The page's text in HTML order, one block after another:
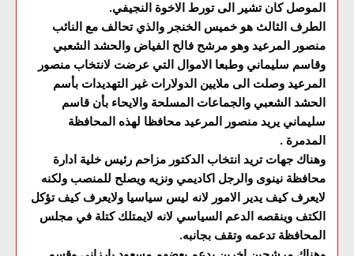
الموصل كان تشير الى تورط الاخوة النجيفي.
الطرف الثالث هو خميس الخنجر والذي تحالف مع النائب
منصور المرعيد وهو مرشح فالح الفياض والحشد الشعبي
وقاسم سليماني وطبعا الاموال التي عرضت لانتخاب منصور
المرعيد وصلت الى ملايين الدولارات غير التهديدات بأسم
الحشد الشعبي والجماعات المسلحة والايحاء بأن قاسم
سليماني يريد منصور المرعيد محافظا لهذه المحافظة
المدمرة .
وهناك جهات تريد انتخاب الدكتور مزاحم رئيس خلية ادارة
محافظة نينوى والرجل اكاديمي ونزيه ويصلح للمنصب ولكنه
لايعرف كيف يدير الامور لانه ليس سياسيا ولايعرف كيف تؤكل
الكتف وينقصه الدعم السياسي لانه لايمتلك كتلة في مجلس
المحافظة تدعمه وتقف بجانبه.